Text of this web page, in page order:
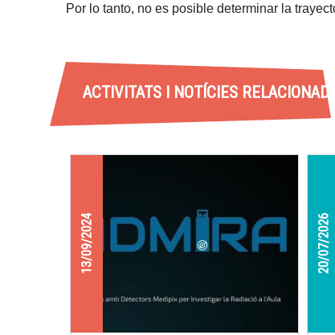
Por lo tanto, no es posible determinar la
ACTIVITATS I NOTÍCIES
13/09/2024 20/07/2026